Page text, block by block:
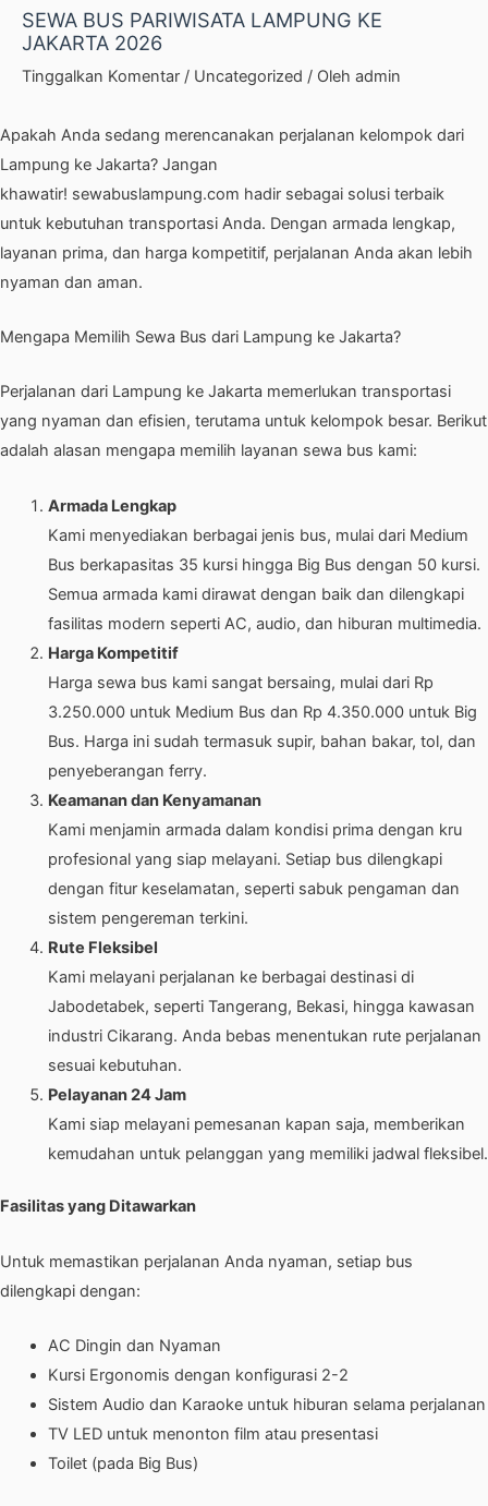
SEWA BUS PARIWISATA LAMPUNG KE
JAKARTA 2026
Tinggalkan Komentar / Uncategorized / Oleh admin
Apakah Anda sedang merencanakan perjalanan kelompok dari
Lampung ke Jakarta? Jangan
khawatir! sewabuslampung.com hadir sebagai solusi terbaik
untuk kebutuhan transportasi Anda. Dengan armada lengkap,
layanan prima, dan harga kompetitif, perjalanan Anda akan lebih
nyaman dan aman.
Mengapa Memilih Sewa Bus dari Lampung ke Jakarta?
Perjalanan dari Lampung ke Jakarta memerlukan transportasi
yang nyaman dan efisien, terutama untuk kelompok besar. Berikut
adalah alasan mengapa memilih layanan sewa bus kami:
Armada Lengkap
Kami menyediakan berbagai jenis bus, mulai dari Medium
Bus berkapasitas 35 kursi hingga Big Bus dengan 50 kursi.
Semua armada kami dirawat dengan baik dan dilengkapi
fasilitas modern seperti AC, audio, dan hiburan multimedia.
Harga Kompetitif
Harga sewa bus kami sangat bersaing, mulai dari Rp
3.250.000 untuk Medium Bus dan Rp 4.350.000 untuk Big
Bus. Harga ini sudah termasuk supir, bahan bakar, tol, dan
penyeberangan ferry.
Keamanan dan Kenyamanan
Kami menjamin armada dalam kondisi prima dengan kru
profesional yang siap melayani. Setiap bus dilengkapi
dengan fitur keselamatan, seperti sabuk pengaman dan
sistem pengereman terkini.
Rute Fleksibel
Kami melayani perjalanan ke berbagai destinasi di
Jabodetabek, seperti Tangerang, Bekasi, hingga kawasan
industri Cikarang. Anda bebas menentukan rute perjalanan
sesuai kebutuhan.
Pelayanan 24 Jam
Kami siap melayani pemesanan kapan saja, memberikan
kemudahan untuk pelanggan yang memiliki jadwal fleksibel.
Fasilitas yang Ditawarkan
Untuk memastikan perjalanan Anda nyaman, setiap bus
dilengkapi dengan:
AC Dingin dan Nyaman
Kursi Ergonomis dengan konfigurasi 2-2
Sistem Audio dan Karaoke untuk hiburan selama perjalanan
TV LED untuk menonton film atau presentasi
Toilet (pada Big Bus)